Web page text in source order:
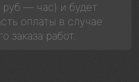
руб — час) и будет
оплаты в случае
заказа работ.